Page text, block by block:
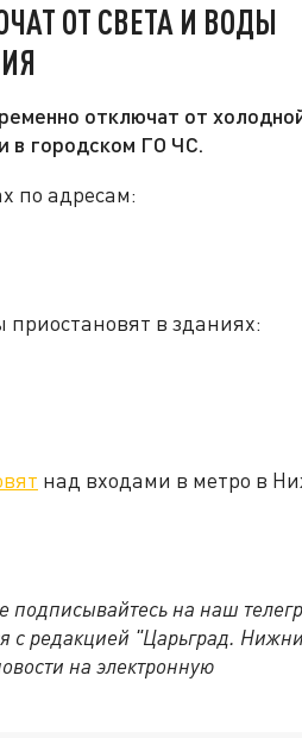
ОТ СВЕТА И ВОДЫ
отключат от
в городском ГО ЧС.
по адресам:
приостановят в зданиях:
над входами в метро в
подписывайтесь на наш
с редакцией "Царьград.
на электронную